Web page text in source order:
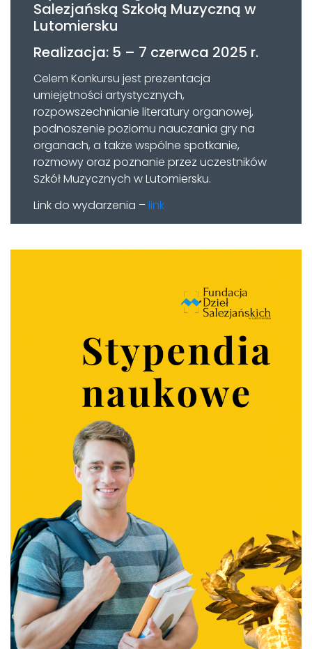
Salezjańską Szkołą Muzyczną w
Lutomiersku
Realizacja: 5 – 7 czerwca 2025 r.
Celem Konkursu jest prezentacja
umiejętności artystycznych,
rozpowszechnianie literatury organowej,
podnoszenie poziomu nauczania gry na
organach, a także wspólne spotkanie,
rozmowy oraz poznanie przez uczestników
Szkół Muzycznych w Lutomiersku.
Link do wydarzenia –link